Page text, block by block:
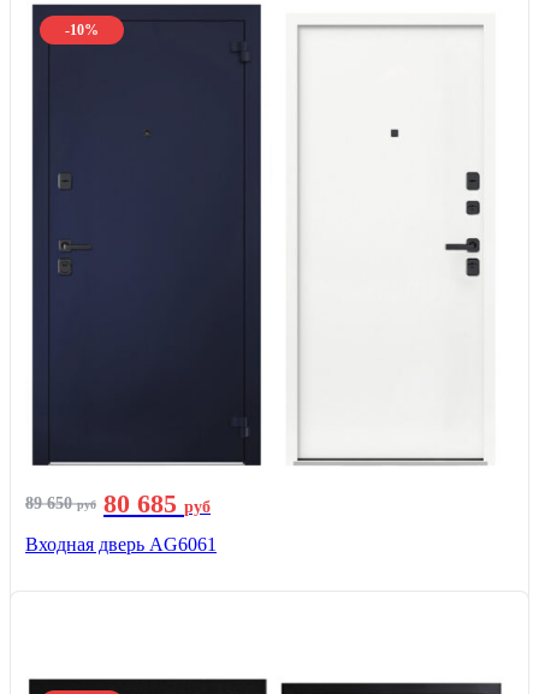
-10%
89 650руб 80 685 руб
Входная дверь AG6061